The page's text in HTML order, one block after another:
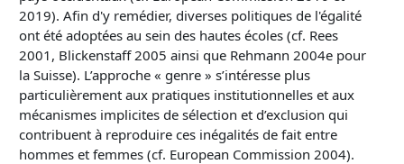
2019). Afin d'y remédier, diverses politiques de l'égalité
ont été adoptées au sein des hautes écoles (cf. Rees
2001, Blickenstaff 2005 ainsi que Rehmann 2004e pour
la Suisse). L’approche « genre » s’intéresse plus
particulièrement aux pratiques institutionnelles et aux
mécanismes implicites de sélection et d’exclusion qui
contribuent à reproduire ces inégalités de fait entre
hommes et femmes (cf. European Commission 2004).